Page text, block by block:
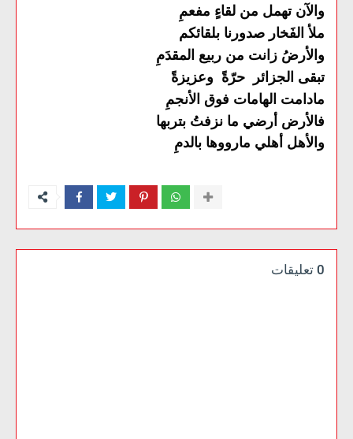
والآن تهمل من لقاءٍ مفعمِ
ملأ الفَخار صدورنا بلقائكم
والأرضُ زانت من ربيع المقدَمِ
تبقى الجزائر حرّةً وعزيزةً
مادامت الهامات فوق الأنجمِ
فالأرض أرضي ما نزفتُ بتربها
والأهل أهلي مارووها بالدمِ
0 تعليقات